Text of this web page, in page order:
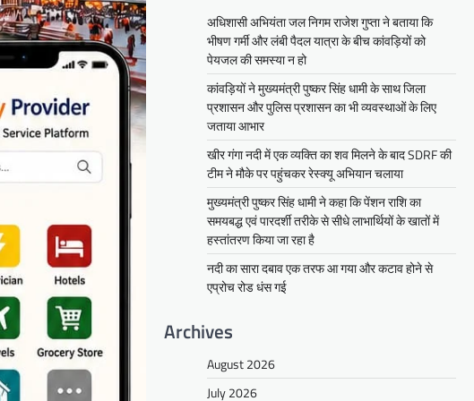
अधिशासी अभियंता जल निगम राजेश गुप्ता ने बताया कि
भीषण गर्मी और लंबी पैदल यात्रा के बीच कांवड़ियों को
पेयजल की समस्या न हो
कांवड़ियों ने मुख्यमंत्री पुष्कर सिंह धामी के साथ जिला
प्रशासन और पुलिस प्रशासन का भी व्यवस्थाओं के लिए
जताया आभार
खीर गंगा नदी में एक व्यक्ति का शव मिलने के बाद SDRF की
टीम ने मौके पर पहुंचकर रेस्क्यू अभियान चलाया
मुख्यमंत्री पुष्कर सिंह धामी ने कहा कि पेंशन राशि का
समयबद्ध एवं पारदर्शी तरीके से सीधे लाभार्थियों के खातों में
हस्तांतरण किया जा रहा है
नदी का सारा दबाव एक तरफ आ गया और कटाव होने से
एप्रोच रोड धंस गई
Archives
August 2026
July 2026